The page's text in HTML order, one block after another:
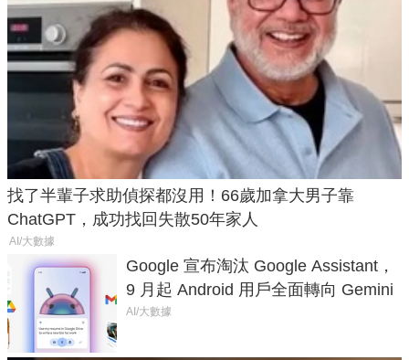
找了半輩子求助偵探都沒用！66歲加拿大男子靠
ChatGPT，成功找回失散50年家人
AI/大數據
Google 宣布淘汰 Google Assistant，
9 月起 Android 用戶全面轉向 Gemini
AI/大數據